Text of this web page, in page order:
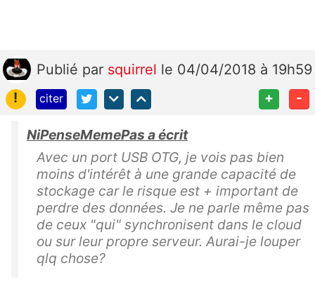
Publié par squirrel le 04/04/2018 à 19h59
!
citer + -
NiPenseMemePas a écrit
Avec un port USB OTG, je vois pas bien
moins d'intérêt à une grande capacité de
stockage car le risque est + important de
perdre des données. Je ne parle même pas
de ceux "qui" synchronisent dans le cloud
ou sur leur propre serveur. Aurai-je louper
qlq chose?